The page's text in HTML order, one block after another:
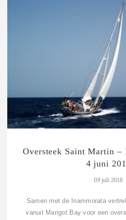
Oversteek Saint Martin –
4 juni
09 juli 2018
Samen met de Inammorata
vanuit Marigot Bay voor een